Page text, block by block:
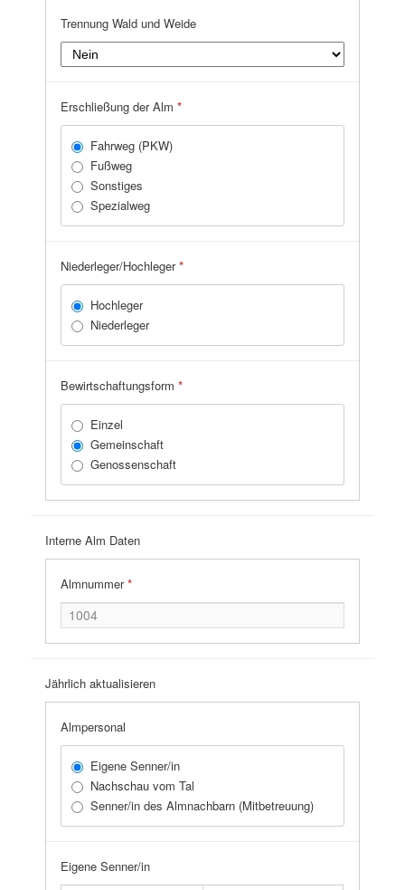
Trennung Wald und Weide
Erschließung der Alm*
Fahrweg (PKW)
Fußweg
Sonstiges
Spezialweg
Niederleger/Hochleger*
Hochleger
Niederleger
Bewirtschaftungsform*
Einzel
Gemeinschaft
Genossenschaft
Interne Alm Daten
Almnummer*
Jährlich aktualisieren
Almpersonal
Eigene Senner/in
Nachschau vom Tal
Senner/in des Almnachbarn (Mitbetreuung)
Eigene Senner/in